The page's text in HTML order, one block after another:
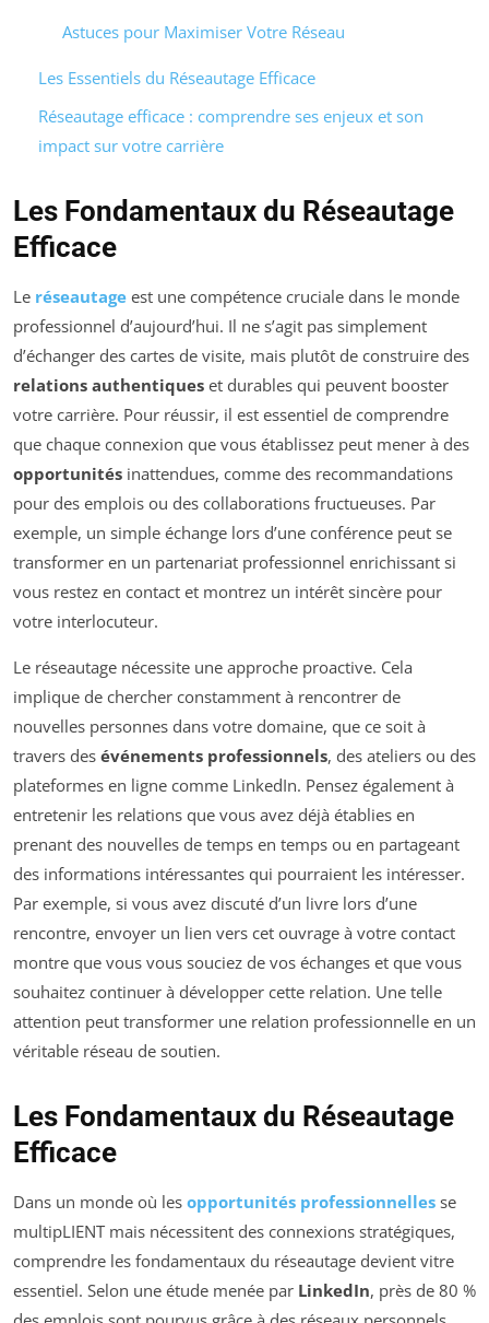
Astuces pour Maximiser Votre Réseau
Les Essentiels du Réseautage Efficace
Réseautage efficace : comprendre ses enjeux et son
impact sur votre carrière
Les Fondamentaux du Réseautage
Efficace
Le réseautage est une compétence cruciale dans le monde
professionnel d’aujourd’hui. Il ne s’agit pas simplement
d’échanger des cartes de visite, mais plutôt de construire des
relations authentiques et durables qui peuvent booster
votre carrière. Pour réussir, il est essentiel de comprendre
que chaque connexion que vous établissez peut mener à des
opportunités inattendues, comme des recommandations
pour des emplois ou des collaborations fructueuses. Par
exemple, un simple échange lors d’une conférence peut se
transformer en un partenariat professionnel enrichissant si
vous restez en contact et montrez un intérêt sincère pour
votre interlocuteur.
Le réseautage nécessite une approche proactive. Cela
implique de chercher constamment à rencontrer de
nouvelles personnes dans votre domaine, que ce soit à
travers des événements professionnels, des ateliers ou des
plateformes en ligne comme LinkedIn. Pensez également à
entretenir les relations que vous avez déjà établies en
prenant des nouvelles de temps en temps ou en partageant
des informations intéressantes qui pourraient les intéresser.
Par exemple, si vous avez discuté d’un livre lors d’une
rencontre, envoyer un lien vers cet ouvrage à votre contact
montre que vous vous souciez de vos échanges et que vous
souhaitez continuer à développer cette relation. Une telle
attention peut transformer une relation professionnelle en un
véritable réseau de soutien.
Les Fondamentaux du Réseautage
Efficace
Dans un monde où les opportunités professionnelles se
multipLIENT mais nécessitent des connexions stratégiques,
comprendre les fondamentaux du réseautage devient vitre
essentiel. Selon une étude menée par LinkedIn, près de 80 %